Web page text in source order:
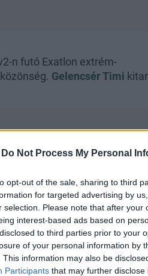
Do Not Process My Personal
opt-out of the sale, sharing to third
for targeted advertising by
selection. Please note that after
interest-based ads based on
to third parties prior to your
of your personal information by
This information may also be
Participants that may further disclose
n futó Exatlon extrém-
Gelencsér Timi
mégis keveset
nem szeretnék a
bántam meg, hogy
Szépe versenyt.